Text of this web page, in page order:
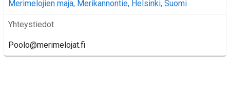
Merimelojien maja, Merikannontie, Helsinki, Suomi
Yhteystiedot
Poolo@merimelojat.fi